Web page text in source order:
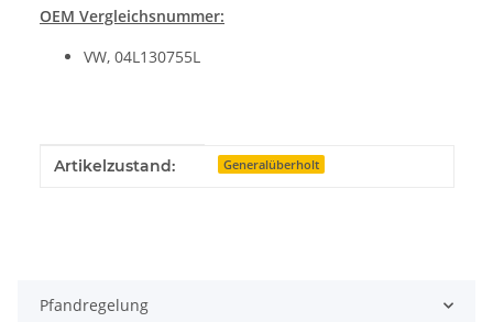
OEM Vergleichsnummer:
VW, 04L130755L
Produkteigenschaft
Wert
Artikelzustand: Generalüberholt
Pfandregelung